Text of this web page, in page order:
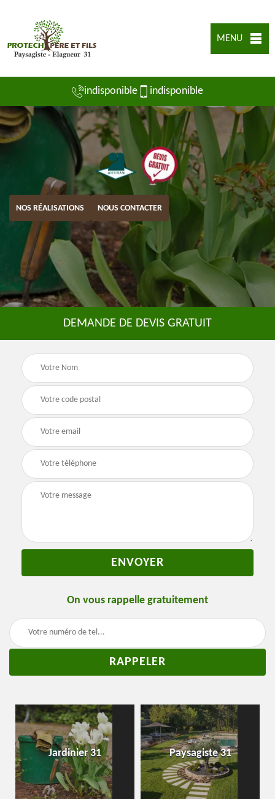
MENU
indisponible indisponible
NOS RÉALISATIONS NOUS CONTACTER
DEMANDE DE DEVIS GRATUIT
On vous rappelle gratuitement
Jardinier 31 Paysagiste 31